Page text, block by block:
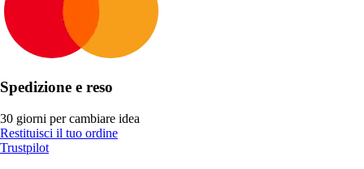
Spedizione e reso
30 giorni per cambiare idea
Restituisci il tuo ordine
Trustpilot